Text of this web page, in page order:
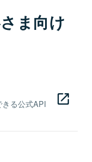
ま向け
る公式API